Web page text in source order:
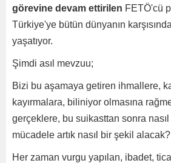
görevine devam ettirilen FETÖ'cü
Türkiye'ye bütün dünyanın
yaşatıyor.
Şimdi asıl mevzuu;
Bizi bu aşamaya getiren ihmallere,
kayırmalara, biliniyor olmasına
gerçeklere, bu suikasttan sonra
mücadele artık nasıl bir şekil alacak?
Her zaman vurgu yapılan, ibadet,